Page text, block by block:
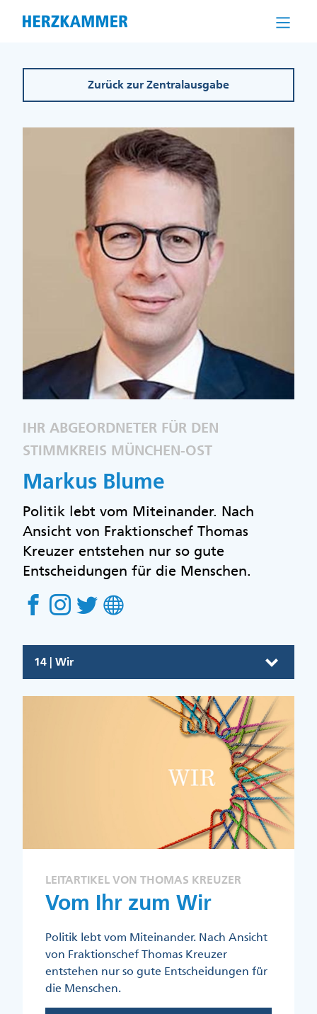
Zurück zur Zentralausgabe
14 | Wir
IHR ABGEORDNETER FÜR DEN
STIMMKREIS MÜNCHEN-OST
Markus Blume
Politik lebt vom Miteinander. Nach
Ansicht von Fraktionschef Thomas
Kreuzer entstehen nur so gute
Entscheidungen für die Menschen.
LEITARTIKEL VON THOMAS KREUZER
Vom Ihr zum Wir
Politik lebt vom Miteinander. Nach Ansicht
von Fraktionschef Thomas Kreuzer
entstehen nur so gute Entscheidungen für
die Menschen.